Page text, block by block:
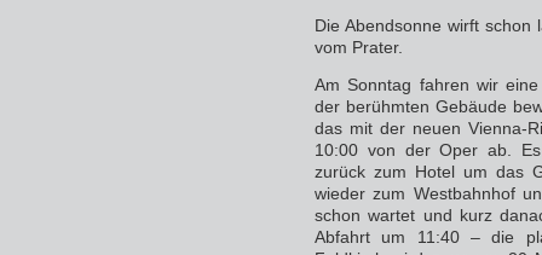
Die Abendsonne wirft schon
vom Prater.
Am Sonntag fahren wir
der berühmten Gebäude
das mit der neuen Vienna-
10:00 von der Oper ab.
zurück zum Hotel um das
wieder zum Westbahnhof
schon wartet und kurz
Abfahrt um 11:40 – die